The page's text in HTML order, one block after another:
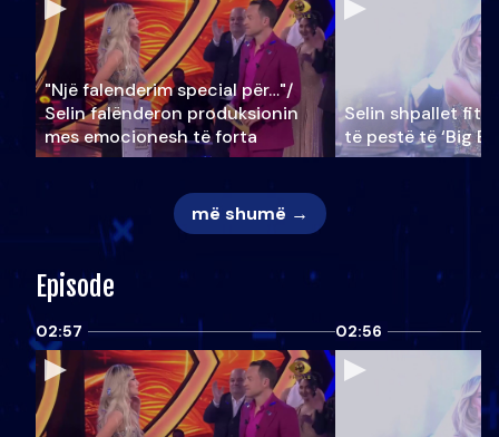
"Një falenderim special për…"/
Selin falënderon produksionin
mes emocionesh të forta
Selin shpallet
të pestë të ‘Big
më shumë →
Episode
02:57 02:56